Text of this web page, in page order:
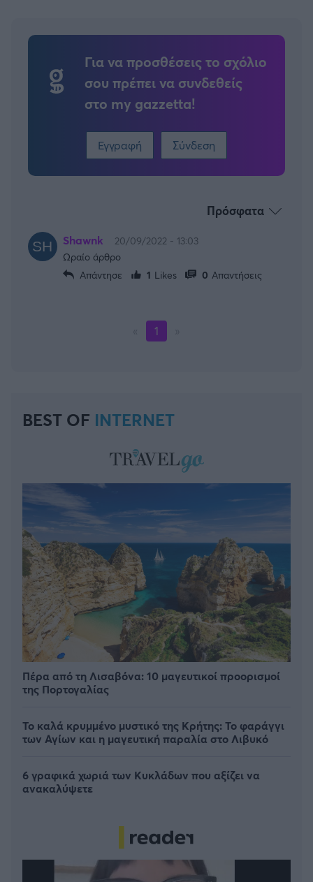
Για να προσθέσεις το σχόλιο
σου πρέπει να συνδεθείς
στο my gazzetta!
Εγγραφή Σύνδεση
Πρόσφατα
Shawnk
20/09/2022 - 13:03
Ωραίο άρθρο
Απάντησε
1 Likes 0 Απαντήσεις
1
BEST OF INTERNET
Πέρα από τη Λισαβόνα: 10 μαγευτικοί προορισμοί
της Πορτογαλίας
Το καλά κρυμμένο μυστικό της Κρήτης: Το φαράγγι
των Αγίων και η μαγευτική παραλία στο Λιβυκό
6 γραφικά χωριά των Κυκλάδων που αξίζει να
ανακαλύψετε